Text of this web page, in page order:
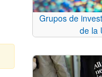
Grupos de
de la